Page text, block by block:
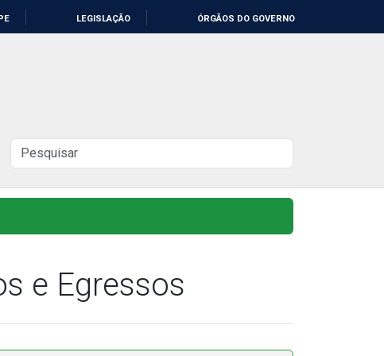
LEGISLAÇÃO ÓRGÃOS DO GOVERNO
Buscar
no
e Egressos